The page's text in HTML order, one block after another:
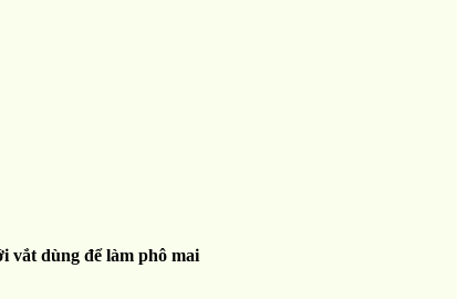
vắt dùng để làm phô mai